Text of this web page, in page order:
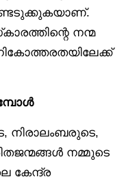
നന്മ
നിരാലംബരുടെ,
നമ്മുടെ
കേന്ദ്ര